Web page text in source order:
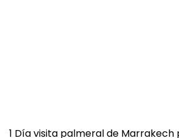
1 Día visita palmeral de Marrakech